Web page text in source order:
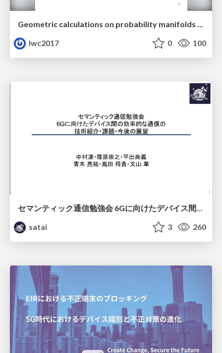
lwc2017
0 100
セマンティック通信勉強会 6Gに向けたデバイス間効率的な通信の技術紹介・課題・今後展望
satai
3 260